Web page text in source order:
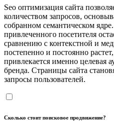
Seo оптимизация сайта
количеством запросов,
собранном семантическом
привлеченного посетителя
сравнению с контекстной и
постепенно и постоянно
привлекается именно целевая
бренда. Страницы сайта
запросы пользователей.
Сколько стоит поисковое продвижение?